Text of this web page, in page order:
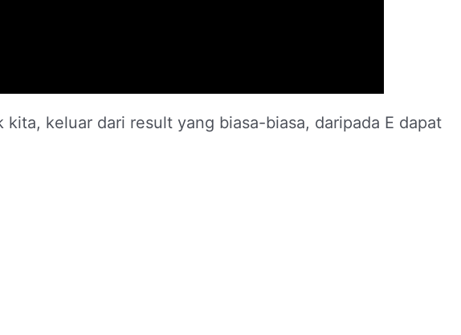
keluar dari result yang biasa-biasa, daripada E dapat